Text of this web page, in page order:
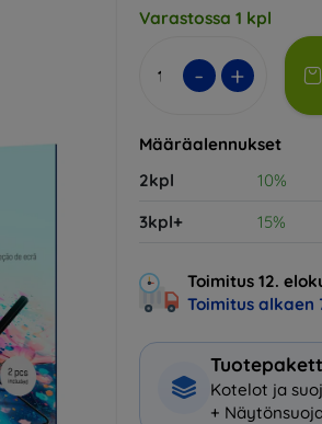
Varastossa 1 kpl
- +
Määräalennukset
2kpl
10%
3kpl+
15%
Toimitus 12.
Toimitus alkaen
Kotelot ja
+